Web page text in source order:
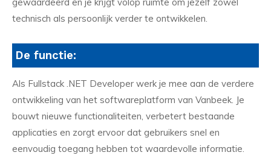
gewaardeerd en je krijgt volop ruimte om jezelf zowel
technisch als persoonlijk verder te ontwikkelen.
De functie:
Als Fullstack .NET Developer werk je mee aan de verdere
ontwikkeling van het softwareplatform van Vanbeek. Je
bouwt nieuwe functionaliteiten, verbetert bestaande
applicaties en zorgt ervoor dat gebruikers snel en
eenvoudig toegang hebben tot waardevolle informatie.